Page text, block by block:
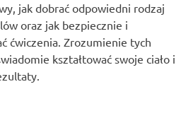
jak dobrać odpowiedni rodzaj
oraz jak bezpiecznie i
ćwiczenia. Zrozumienie tych
kształtować swoje ciało i